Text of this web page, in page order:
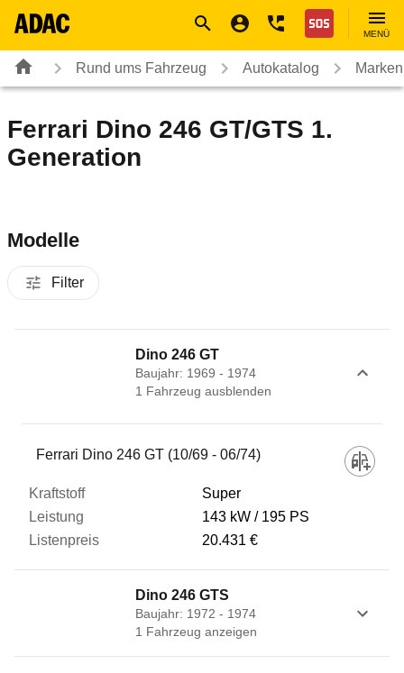
Nothilfe
MENÜ
Rund ums Fahrzeug Autokatalog
Ferrari Dino 246 GT/GTS 1.
Generation
Modelle
Filter
Dino 246 GT
Baujahr: 1969 - 1974
1 Fahrzeug ausblenden
Fahrzeug
Kraftstoff
Leistung
Ferrari Dino 246 GT (10/69 - 06/74)
Super
143 kW
195 PS
20.431 €
Dino 246 GTS
Baujahr: 1972 - 1974
1 Fahrzeug anzeigen